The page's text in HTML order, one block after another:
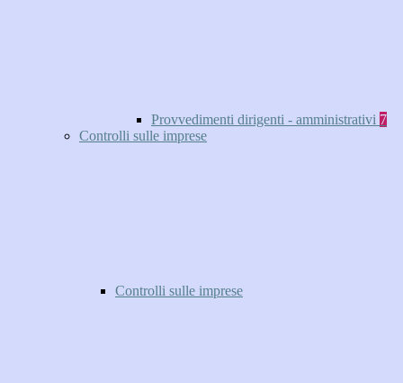
Provvedimenti dirigenti - amministrativi 7
Controlli sulle imprese
Controlli sulle imprese